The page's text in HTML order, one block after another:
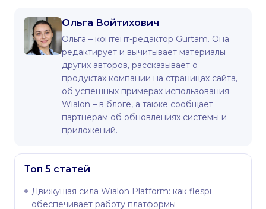
Ольга Войтихович
Ольга – контент-редактор Gurtam. Она
редактирует и вычитывает материалы
других авторов, рассказывает о
продуктах компании на страницах сайта,
об успешных примерах использования
Wialon – в блоге, а также сообщает
партнерам об обновлениях системы и
приложений.
Топ 5 статей
Движущая сила Wialon Platform: как flespi
обеспечивает работу платформы